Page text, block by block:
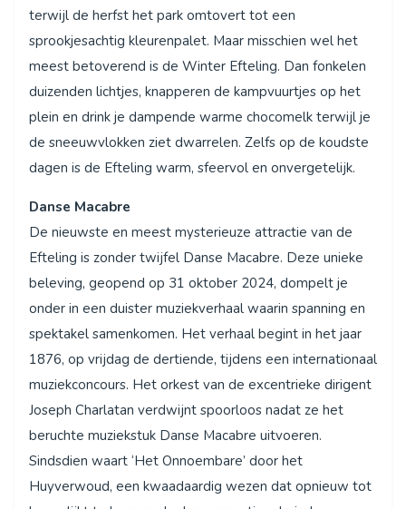
terwijl de herfst het park omtovert tot een
sprookjesachtig kleurenpalet. Maar misschien wel het
meest betoverend is de Winter Efteling. Dan fonkelen
duizenden lichtjes, knapperen de kampvuurtjes op het
plein en drink je dampende warme chocomelk terwijl je
de sneeuwvlokken ziet dwarrelen. Zelfs op de koudste
dagen is de Efteling warm, sfeervol en onvergetelijk.
Danse Macabre
De nieuwste en meest mysterieuze attractie van de
Efteling is zonder twijfel Danse Macabre. Deze unieke
beleving, geopend op 31 oktober 2024, dompelt je
onder in een duister muziekverhaal waarin spanning en
spektakel samenkomen. Het verhaal begint in het jaar
1876, op vrijdag de dertiende, tijdens een internationaal
muziekconcours. Het orkest van de excentrieke dirigent
Joseph Charlatan verdwijnt spoorloos nadat ze het
beruchte muziekstuk Danse Macabre uitvoeren.
Sindsdien waart ‘Het Onnoembare’ door het
Huyverwoud, een kwaadaardig wezen dat opnieuw tot